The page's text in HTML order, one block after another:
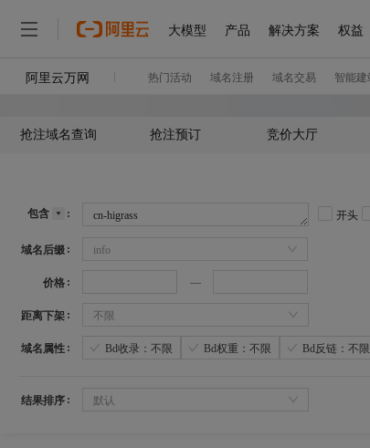
抢注域名查询 抢注预订 竞价大厅
包含 开头
域名后缀 info
价格
距离下架 不限
域名属性 Bd收录：不限 Bd权重：不限 Bd反链：不限
结果排序 默认